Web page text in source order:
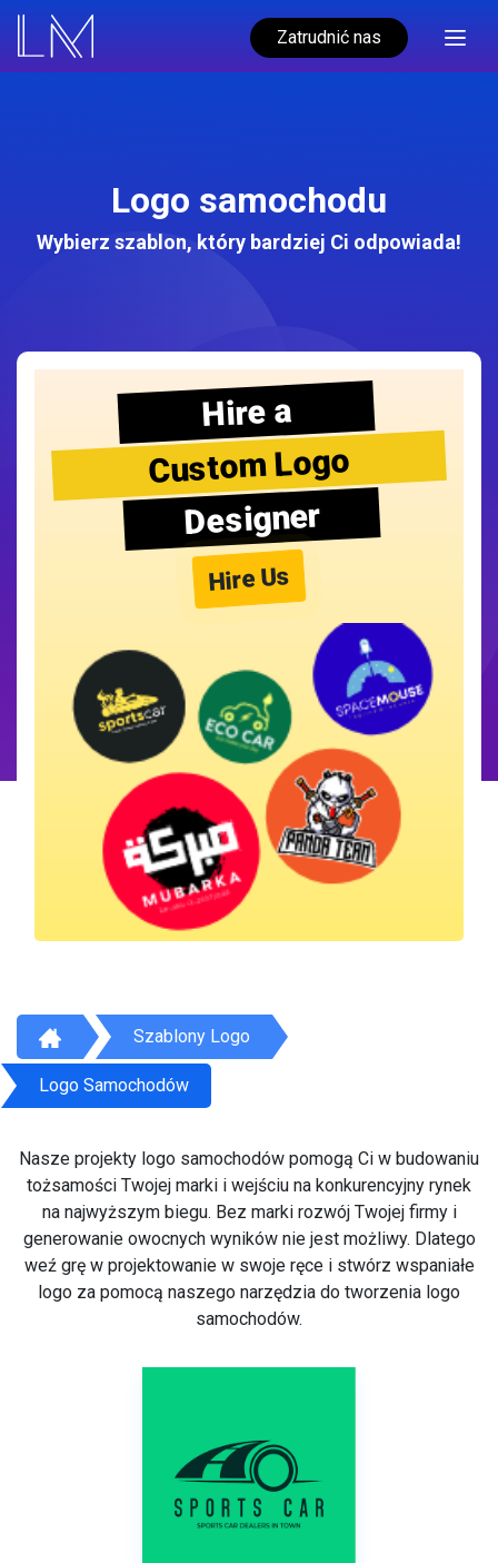
Zatrudnić nas
Logo samochodu
Wybierz szablon, który bardziej Ci odpowiada!
Hire a
Custom Logo
Designer
Hire Us
Szablony Logo
Logo Samochodów
Nasze projekty logo samochodów pomogą Ci w budowaniu
tożsamości Twojej marki i wejściu na konkurencyjny rynek
na najwyższym biegu. Bez marki rozwój Twojej firmy i
generowanie owocnych wyników nie jest możliwy. Dlatego
weź grę w projektowanie w swoje ręce i stwórz wspaniałe
logo za pomocą naszego narzędzia do tworzenia logo
samochodów.